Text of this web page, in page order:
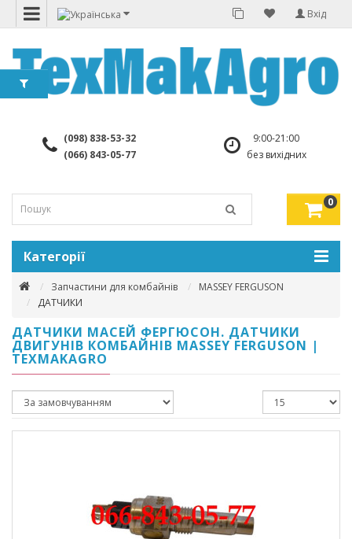
Вхід
(098) 838-53-32
(066) 843-05-77
9:00-21:00
без вихідних
0
Категорії
Запчастини для комбайнів
MASSEY FERGUSON
ДАТЧИКИ
ДАТЧИКИ МАСЕЙ ФЕРГЮСОН. ДАТЧИКИ
ДВИГУНІВ КОМБАЙНІВ MASSEY FERGUSON |
TEXMAKAGRO